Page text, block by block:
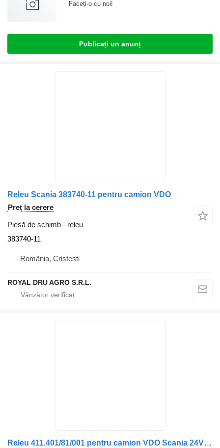
Faceți-o cu noi!
Publicați un anunț
Releu Scania 383740-11 pentru camion VDO
Preț la cerere
Piesă de schimb - releu
383740-11
România, Cristesti
ROYAL DRU AGRO S.R.L.
Releu 411.401/81/001 pentru camion VDO Scania 24V 383740